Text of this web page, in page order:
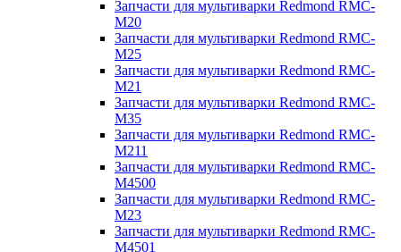
Запчасти для мультиварки Redmond RMC-
M20
Запчасти для мультиварки Redmond RMC-
M25
Запчасти для мультиварки Redmond RMC-
M21
Запчасти для мультиварки Redmond RMC-
M35
Запчасти для мультиварки Redmond RMC-
M211
Запчасти для мультиварки Redmond RMC-
M4500
Запчасти для мультиварки Redmond RMC-
M23
Запчасти для мультиварки Redmond RMC-
M4501